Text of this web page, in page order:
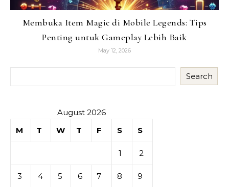
Membuka Item Magic di Mobile Legends: Tips
Penting untuk Gameplay Lebih Baik
May 12, 2026
Search
August 2026
M
T W T F S S
1 2
3 4 5 6 7 8 9